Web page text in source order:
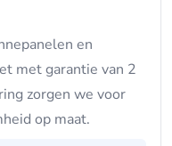
en
met garantie van 2
zorgen we voor
op maat.